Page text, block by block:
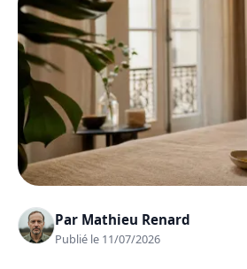
Par Mathieu Renard
Publié le 11/07/2026